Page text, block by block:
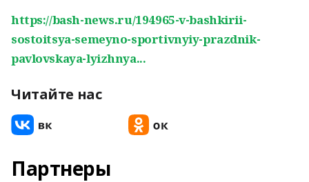
https://bash-news.ru/194965-v-bashkirii-
sostoitsya-semeyno-sportivnyiy-prazdnik-
pavlovskaya-lyizhnya...
Читайте нас
Партнеры